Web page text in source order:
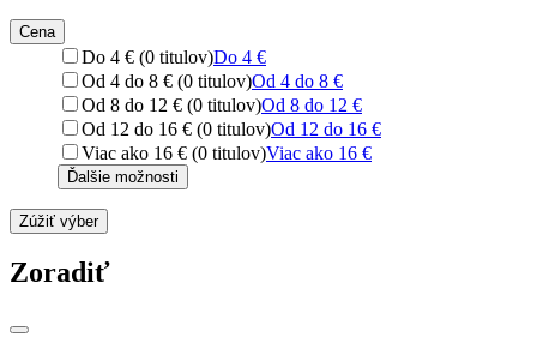
Cena
Do 4 € (0 titulov)Do 4 €
Od 4 do 8 € (0 titulov)Od 4 do 8 €
Od 8 do 12 € (0 titulov)Od 8 do 12 €
Od 12 do 16 € (0 titulov)Od 12 do 16 €
Viac ako 16 € (0 titulov)Viac ako 16 €
Ďalšie možnosti
Zúžiť výber
Zoradiť